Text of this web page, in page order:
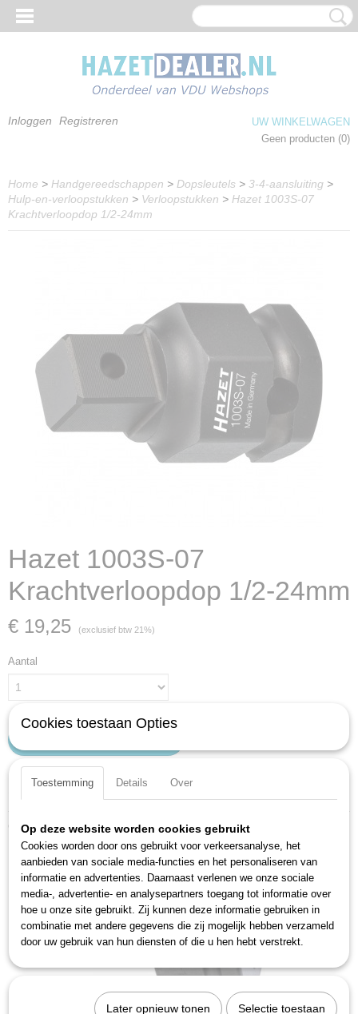
Inloggen Registreren
UW WINKELWAGEN
Geen producten (0)
Home > Handgereedschappen > Dopsleutels > 3-4-aansluiting >
Hulp-en-verloopstukken > Verloopstukken > Hazet 1003S-07
Krachtverloopdop 1/2-24mm
Hazet 1003S-07
Krachtverloopdop 1/2-24mm
€ 19,25 (exclusief btw 21%)
Aantal
Specificaties
1003S-07
EAN code
4000896215409
Productcode leverancier
1003S-07
Ook interessant
Cookies toestaan Opties
Toestemming Details Over
Op deze website worden cookies gebruikt
Cookies worden door ons gebruikt voor verkeersanalyse, het
aanbieden van sociale media-functies en het personaliseren van
informatie en advertenties. Daarnaast verlenen we onze sociale
media-, advertentie- en analysepartners toegang tot informatie over
hoe u onze site gebruikt. Zij kunnen deze informatie gebruiken in
combinatie met andere gegevens die zij mogelijk hebben verzameld
door uw gebruik van hun diensten of die u hen hebt verstrekt.
Later opnieuw tonen Selectie toestaan